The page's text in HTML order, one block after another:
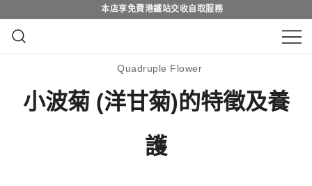
to
content
QuadrupleFlower 啟德新蒲崗花
店 | 香港花店推介 | 即日送花服
身訂造及設計鮮花 & 永生花花束
Quadruple Flower
小波菊 (洋甘菊)的特徵及養
護